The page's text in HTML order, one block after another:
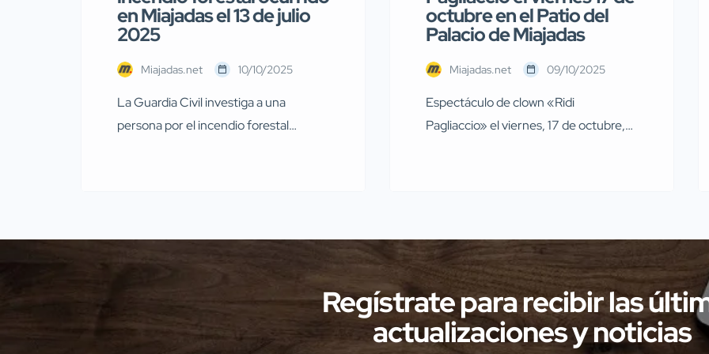
en Miajadas el 13 de julio
2025
Miajadas.net 10/10/2025
La Guardia Civil investiga a una
persona por el incendio forestal
(SEPRONA) de la Comandancia de
Cáceres han llevado a cabo
investigaciones en diversas localidades
de la provincia de Cáceres relacionadas
con presuntos delitos […]
octubre en el Patio del
Palacio de Miajadas
Miajadas.net 09/10/2025
Espectáculo de clown «Ridi
Pagliaccio» el viernes, 17 de octubre,
espectáculo de clown titulado “Ridi
Pagliaccio”. Será una cita ideal para
disfrutar en familia, combinando risas,
música y emociones. Venta […]
Regístrate para recibir las
actualizaciones y noticias